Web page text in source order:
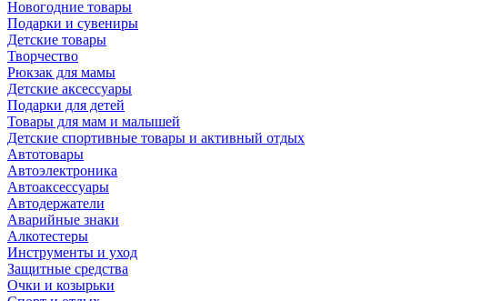
Новогодние товары
Подарки и сувениры
Детские товары
Творчество
Рюкзак для мамы
Детские аксессуары
Подарки для детей
Товары для мам и малышей
Детские спортивные товары и активный отдых
Автотовары
Автоэлектроника
Автоаксессуары
Автодержатели
Аварийные знаки
Алкотестеры
Инструменты и уход
Защитные средства
Очки и козырьки